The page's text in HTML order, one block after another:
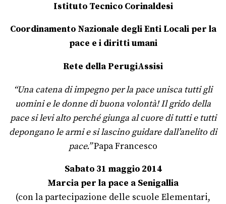
Istituto Tecnico Corinaldesi
Coordinamento Nazionale degli Enti Locali per la
pace e i diritti umani
Rete della PerugiAssisi
“Una catena di impegno per la pace unisca tutti gli
uomini e le donne di buona volontà! Il grido della
pace si levi alto perché giunga al cuore di tutti e tutti
depongano le armi e si lascino guidare dall’anelito di
pace.”Papa Francesco
Sabato 31 maggio 2014
Marcia per la pace a Senigallia
(con la partecipazione delle scuole Elementari,